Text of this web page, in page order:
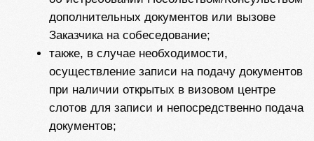
форме (скриншот), наименование выбранного
Заказчиком из таблицы Приложения тарифа, адрес
электронной почты (e-mail) и номер телефона для
связи, а также ФИО полностью Заказчика – на адрес
электронной почты (e-mail) marsvisa94@gmail.ruи в
меню диалога с Исполнителем.
направляет на указанный Заказчиком,
акцептовавшим настоящую публичную оферту,
адрес электронной почты (e-mail) или месенджер
список документов, необходимых для оказания